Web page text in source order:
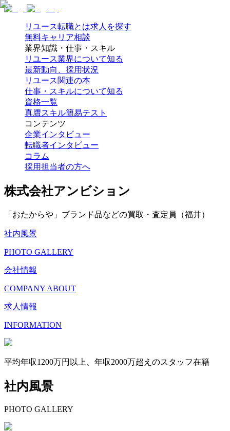
リユース転職とは求人を探す
無料キャリア相談
業界知識・仕事・スキル
リユース業界について知る
最新動向、採用状況
リユース関連の本
仕事・スキルについて知る
資格一覧
真贋スキル簡易テスト
コンテンツ
企業インタビュー
転職者インタビュー
コラム
採用担当者の方へ
株式会社アンビション
「おたからや」ブランド品などの買取・査定員（福井）
社内風景
PHOTO GALLERY
会社情報
COMPANY ABOUT
求人情報
INFORMATION
平均年収1200万円以上、年収2000万超えのスタッフ在籍
社内風景
PHOTO GALLERY